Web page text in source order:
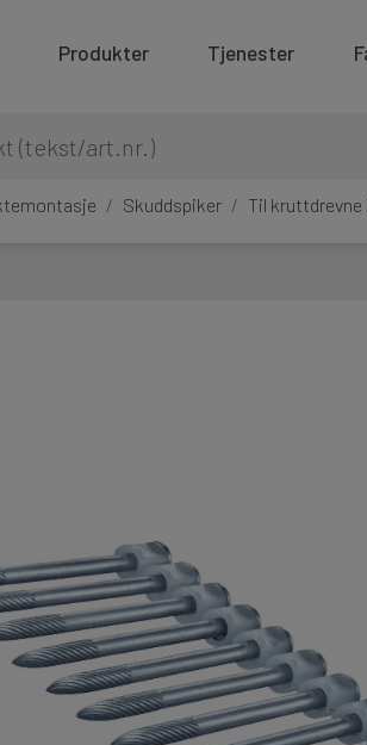
Produkter Tjenester
Skuddspiker Til